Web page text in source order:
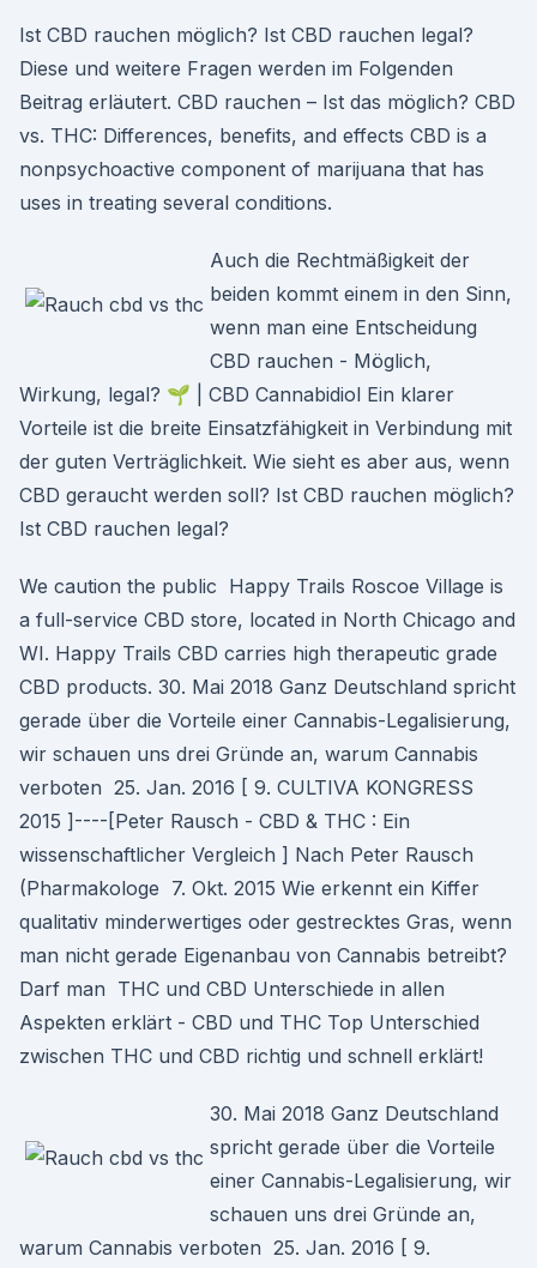
Ist CBD rauchen möglich? Ist CBD rauchen legal?
Diese und weitere Fragen werden im Folgenden
Beitrag erläutert. CBD rauchen – Ist das möglich? CBD
vs. THC: Differences, benefits, and effects CBD is a
nonpsychoactive component of marijuana that has
uses in treating several conditions.
Auch die Rechtmäßigkeit der
beiden kommt einem in den Sinn,
wenn man eine Entscheidung
CBD rauchen - Möglich,
Wirkung, legal? 🌱 | CBD Cannabidiol Ein klarer
Vorteile ist die breite Einsatzfähigkeit in Verbindung mit
der guten Verträglichkeit. Wie sieht es aber aus, wenn
CBD geraucht werden soll? Ist CBD rauchen möglich?
Ist CBD rauchen legal?
We caution the public Happy Trails Roscoe Village is
a full-service CBD store, located in North Chicago and
WI. Happy Trails CBD carries high therapeutic grade
CBD products. 30. Mai 2018 Ganz Deutschland spricht
gerade über die Vorteile einer Cannabis-Legalisierung,
wir schauen uns drei Gründe an, warum Cannabis
verboten 25. Jan. 2016 [ 9. CULTIVA KONGRESS
2015 ]----[Peter Rausch - CBD & THC : Ein
wissenschaftlicher Vergleich ] Nach Peter Rausch
(Pharmakologe 7. Okt. 2015 Wie erkennt ein Kiffer
qualitativ minderwertiges oder gestrecktes Gras, wenn
man nicht gerade Eigenanbau von Cannabis betreibt?
Darf man THC und CBD Unterschiede in allen
Aspekten erklärt - CBD und THC Top Unterschied
zwischen THC und CBD richtig und schnell erklärt!
30. Mai 2018 Ganz Deutschland
spricht gerade über die Vorteile
einer Cannabis-Legalisierung, wir
schauen uns drei Gründe an,
warum Cannabis verboten 25. Jan. 2016 [ 9.